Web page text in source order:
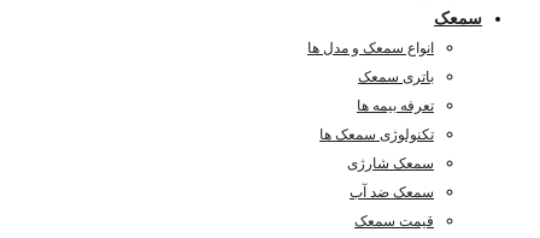
سمعک
انواع سمعک و مدل ها
باتری سمعک
تعرفه بیمه ها
تکنولوژی سمعک ها
سمعک شارژی
سمعک ضد آب
قیمت سمعک